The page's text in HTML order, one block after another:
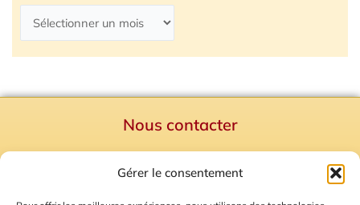
Gérer le consentement
Nous contacter
Mentions Légales
Plan du site